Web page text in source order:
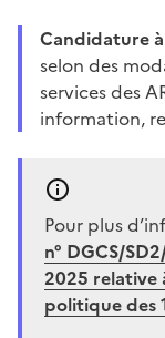
Candidature
selon des
services des
information,
Pour plus
n° DGCS/
2025 relative
politique des